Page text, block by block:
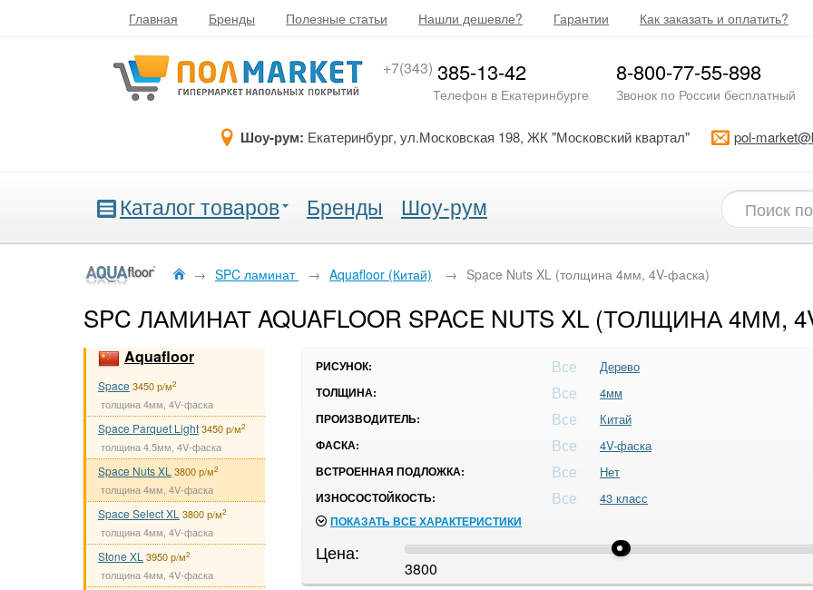
Главная Бренды Полезные статьи Нашли дешевле? Гарантии Как заказать и оплатить?
+7(343) 385-13-42
Телефон в Екатеринбурге
8-800-77-55-898
Звонок по России бесплатный
Шоу-рум: Екатеринбург, ул.Московская 198, ЖК "Московский квартал" pol-
Каталог товаров Бренды Шоу-рум
→ SPC ламинат → Aquafloor (Китай) → Space Nuts XL (толщина 4мм, 4V-фаска)
SPC ЛАМИНАТ AQUAFLOOR SPACE NUTS XL (ТОЛЩИНА 4ММ,
РИСУНОК: Все Дерево
ТОЛЩИНА: Все 4мм
ПРОИЗВОДИТЕЛЬ: Все Китай
ФАСКА: Все 4V-фаска
ВСТРОЕННАЯ ПОДЛОЖКА: Все Нет
ИЗНОСОСТОЙКОСТЬ: Все 43 класс
ПОКАЗАТЬ ВСЕ ХАРАКТЕРИСТИКИ
Цена:
3800
Aquafloor
Space 3450 р/м2
толщина 4мм, 4V-фаска
Space Parquet Light3450 р/м2
толщина 4.5мм, 4V-фаска
Space Nuts XL 3800 р/м2
толщина 4мм, 4V-фаска
Space Select XL 3800 р/м2
толщина 4мм, 4V-фаска
Stone XL 3950 р/м2
толщина 4мм, 4V-фаска